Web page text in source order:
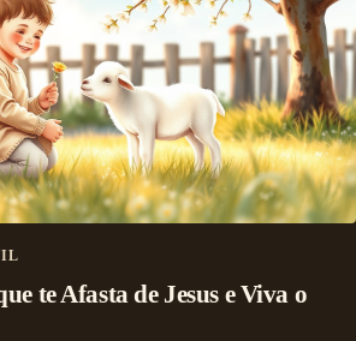
te Afasta de Jesus e Viva o